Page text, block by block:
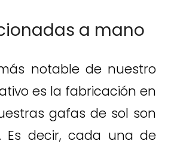
a mano
notable de nuestro
es la fabricación en
gafas de sol son
Es decir, cada una de